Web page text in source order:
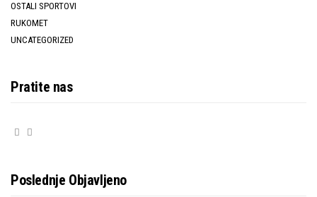
OSTALI SPORTOVI
RUKOMET
UNCATEGORIZED
Pratite nas
Poslednje Objavljeno